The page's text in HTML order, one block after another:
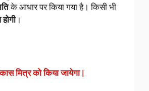
के आधार पर किया गया है। किसी भी
।
मित्र को किया जायेगा |